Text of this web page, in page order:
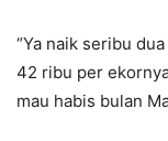
“Ya naik seribu
42 ribu per
mau habis bulan